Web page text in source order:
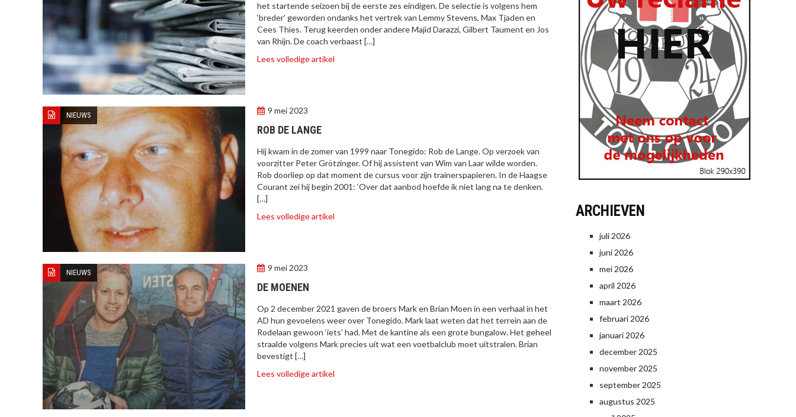
het startende seizoen bij de eerste zes eindigen. De selectie is volgens hem
‘breder’ geworden ondanks het vertrek van Lemmy Stevens, Max Tjaden en
Cees Thies. Terug keerden onder andere Majid Darazzi, Gilbert Taument en Jos
van Rhijn. De coach verbaast […]
Lees volledige artikel
NIEUWS 9 mei 2023
ROB DE LANGE
Hij kwam in de zomer van 1999 naar Tonegido: Rob de Lange. Op verzoek van
voorzitter Peter Grötzinger. Of hij assistent van Wim van Laar wilde worden.
Rob doorliep op dat moment de cursus voor zijn trainerspapieren. In de Haagse
Courant zei hij begin 2001: ‘Over dat aanbod hoefde ik niet lang na te denken.
[…]
Lees volledige artikel
NIEUWS 9 mei 2023
DE MOENEN
Op 2 december 2021 gaven de broers Mark en Brian Moen in een verhaal in het
AD hun gevoelens weer over Tonegido. Mark laat weten dat het terrein aan de
Rodelaan gewoon ‘iets’ had. Met de kantine als een grote bungalow. Het geheel
straalde volgens Mark precies uit wat een voetbalclub moet uitstralen. Brian
bevestigt […]
Lees volledige artikel
ARCHIEVEN
juli 2026
juni 2026
mei 2026
april 2026
maart 2026
februari 2026
januari 2026
december 2025
november 2025
september 2025
augustus 2025